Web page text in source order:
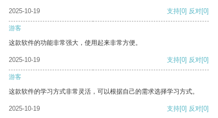
2025-10-19 支持[0] 反对[0]
游客
这款软件的功能非常强大，使用起来非常方便。
2025-10-19 支持[0] 反对[0]
游客
这款软件的学习方式非常灵活，可以根据自己的需求选择学习方式。
2025-10-19 支持[0] 反对[0]